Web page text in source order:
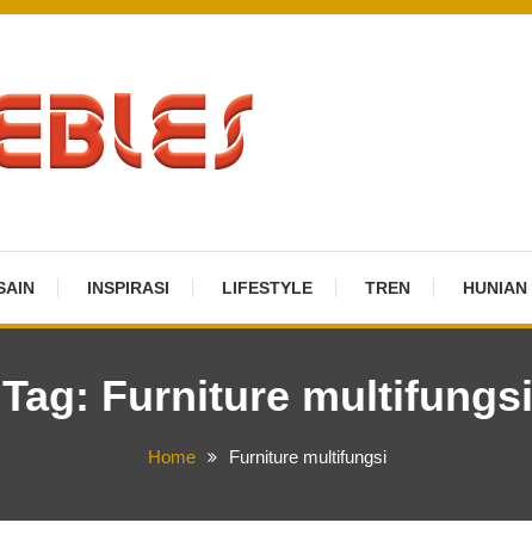
INSPIRASI LIFESTYLE TREN HUNIAN
Tag: Furniture multifungsi
Home Furniture multifungsi